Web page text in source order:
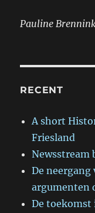
Pauline
RECENT
A short
Friesland
Newsstream
De
argumenten
De toekomst